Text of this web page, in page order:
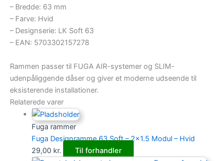
– Bredde: 63 mm
– Farve: Hvid
– Designserie: LK Soft 63
– EAN: 5703302157278
Rammen passer til FUGA AIR-systemer og SLIM-
udenpåliggende dåser og giver et moderne udseende til
eksisterende installationer.
Relaterede varer
Fuga rammer
Fuga Designramme 63 Soft – 2×1.5 Modul – Hvid
29,00 kr. Til forhandler